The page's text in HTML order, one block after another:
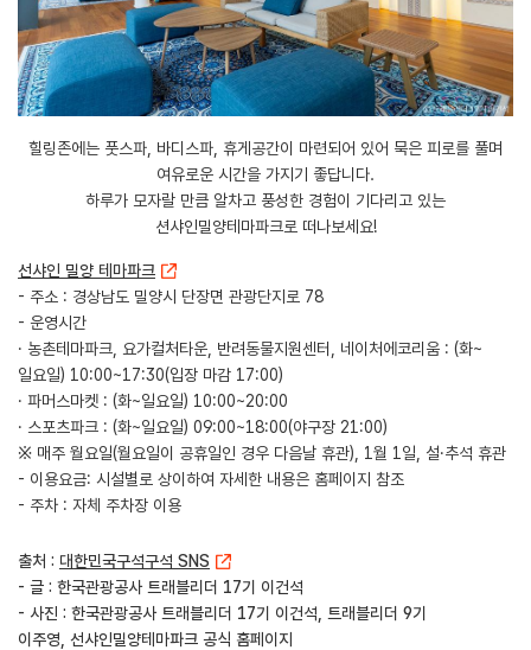
​힐링존에는 풋스파, 바디스파, 휴게공간이 마련되어 있어 묵은 피로를 풀며
여유로운 시간을 가지기 좋답니다.
하루가 모자랄 만큼 알차고 풍성한 경험이 기다리고 있는
션샤인밀양테마파크로 떠나보세요!
선샤인 밀양 테마파크
- 주소 : 경상남도 밀양시 단장면 관광단지로 78
- 운영시간
· 농촌테마파크, 요가컬처타운, 반려동물지원센터, 네이처에코리움 : (화~
일요일) 10:00~17:30(입장 마감 17:00)
· 파머스마켓 : (화~일요일) 10:00~20:00
· 스포츠파크 : (화~일요일) 09:00~18:00(야구장 21:00)
※ 매주 월요일(월요일이 공휴일인 경우 다음날 휴관), 1월 1일, 설·추석 휴관
- 이용요금: 시설별로 상이하여 자세한 내용은 홈페이지 참조
- 주차 : 자체 주차장 이용
출처 : 대한민국구석구석 SNS
- 글 : 한국관광공사 트래블리더 17기 이건석
- 사진 : 한국관광공사 트래블리더 17기 이건석,
트래블리더 9기
이주영, 선샤인밀양테마파크 공식 홈페이지